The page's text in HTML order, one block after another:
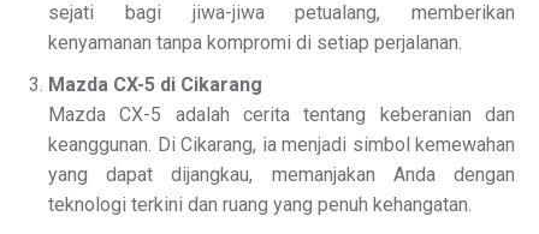
sejati bagi jiwa-jiwa petualang, memberikan
kenyamanan tanpa kompromi di setiap perjalanan.
Mazda CX-5 di Cikarang
Mazda CX-5 adalah cerita tentang keberanian dan
keanggunan. Di Cikarang, ia menjadi simbol kemewahan
yang dapat dijangkau, memanjakan Anda dengan
teknologi terkini dan ruang yang penuh kehangatan.